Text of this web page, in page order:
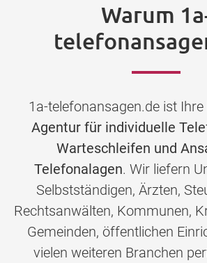
Warum
1a-telefonansagen.de ist Ihre
Agentur für individuelle
Warteschleifen und
Telefonalagen. Wir liefern
Selbstständigen, Ärzten,
Rechtsanwälten, Kommunen,
Gemeinden, öffentlichen
vielen weiteren Branchen